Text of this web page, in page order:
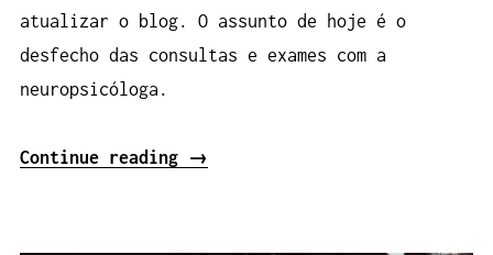
atualizar o blog. O assunto de hoje é o
desfecho das consultas e exames com a
neuropsicóloga.
Continue reading
“Registro
→